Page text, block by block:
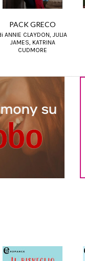
PACK GRECO
ANNIE CLAYDON, JULIA
JAMES, KATRINA
CUDMORE